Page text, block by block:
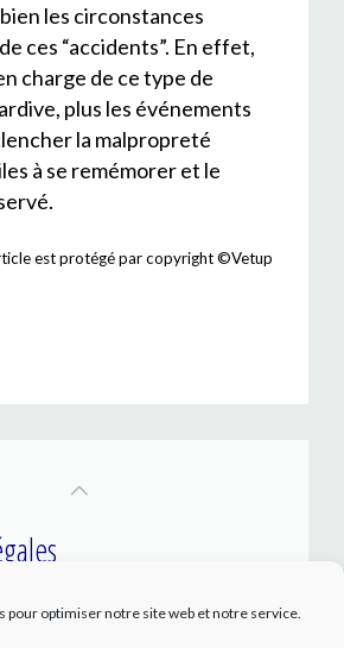
pour optimiser notre site web et notre service.
les circonstances
ces “accidents”. En effet,
charge de ce type de
plus les événements
la malpropreté
à se remémorer et le
est protégé par copyright ©Vetup